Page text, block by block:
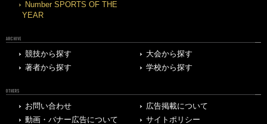
Number SPORTS OF THE
YEAR
ARCHIVE
競技から探す
大会から探す
著者から探す
学校から探す
OTHERS
お問い合わせ
広告掲載について
動画・バナー広告について
サイトポリシー